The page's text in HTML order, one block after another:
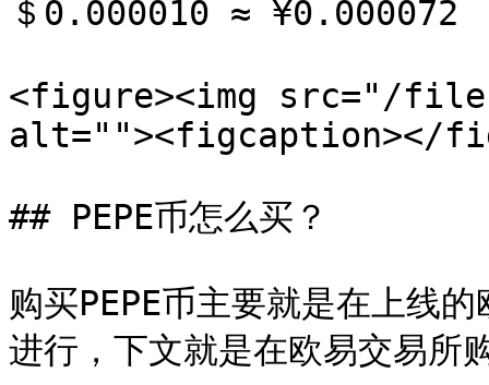
＄0.000010 ≈ ¥0.000072
<figure><img src="/
alt=""><figcaption></
## PEPE币怎么买？
购买PEPE币主要就是在上线
进行，下文就是在欧易交易所